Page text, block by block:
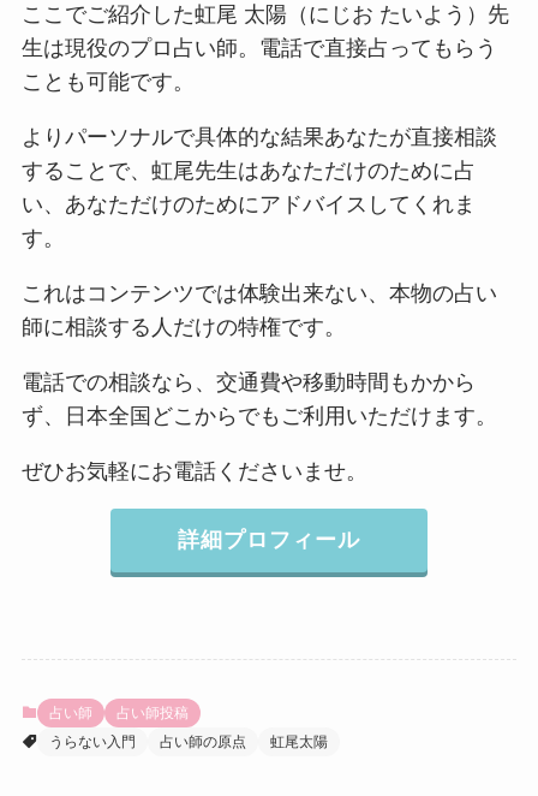
ここでご紹介した虹尾 太陽（にじお たいよう）先
生は現役のプロ占い師。電話で直接占ってもらう
ことも可能です。
よりパーソナルで具体的な結果あなたが直接相談
することで、虹尾先生はあなただけのために占
い、あなただけのためにアドバイスしてくれま
す。
これはコンテンツでは体験出来ない、本物の占い
師に相談する人だけの特権です。
電話での相談なら、交通費や移動時間もかから
ず、日本全国どこからでもご利用いただけます。
ぜひお気軽にお電話くださいませ。
詳細プロフィール
占い師
占い師投稿
うらない入門
占い師の原点 虹尾太陽